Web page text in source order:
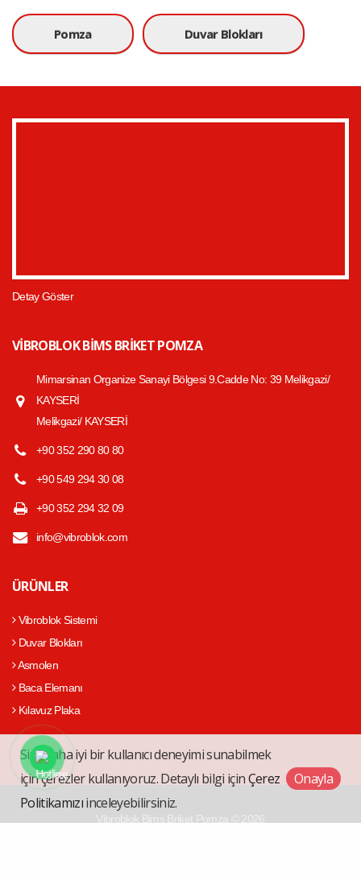
Pomza Duvar Blokları
Detay Göster
VIBROBLOK BIMS BRIKET POMZA
Mimarsinan Organize Sanayi Bölgesi 9.Cadde No: 39 Melikgazi/
KAYSERİ
Melikgazi/ KAYSERİ
+90 352 290 80 80
+90 549 294 30 08
+90 352 294 32 09
info@vibroblok.com
ÜRÜNLER
Vibroblok Sistemi
Duvar Blokları
Asmolen
Baca Elemanı
Kılavuz Plaka
Size daha iyi bir kullanıcı deneyimi sunabilmek
için çerezler kullanıyoruz. Detaylı bilgi içinÇerez
Politikamızıinceleyebilirsiniz.
Onayla